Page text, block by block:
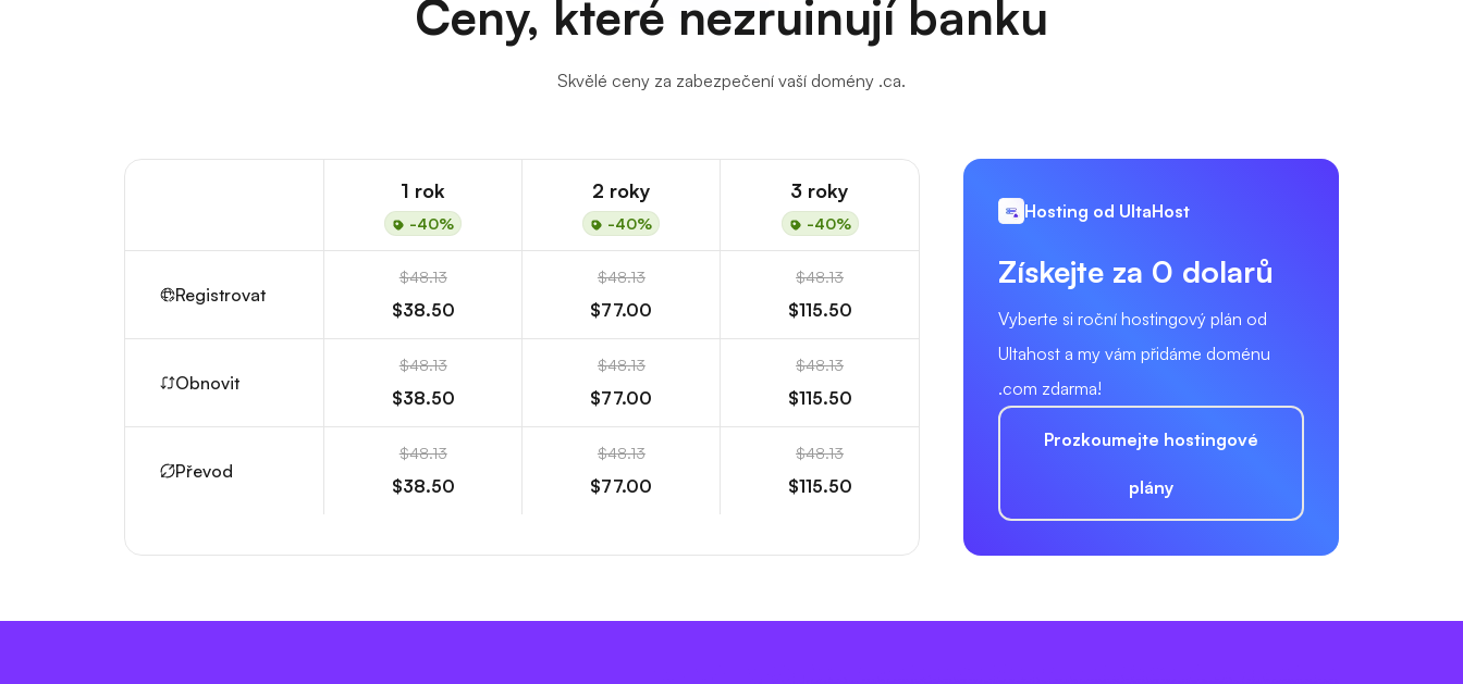
Ceny, které nezruinují banku
Skvělé ceny za zabezpečení vaší domény .ca.
1 rok
-40%
2 roky
-40%
3 roky
-40%
Registrovat
$48.13
$38.50
$48.13
$77.00
$48.13
$115.50
Obnovit
$48.13
$38.50
$48.13
$77.00
$48.13
$115.50
Převod
$48.13
$38.50
$48.13
$77.00
$48.13
$115.50
Hosting od UltaHost
Získejte za 0 dolarů
Vyberte si roční hostingový plán od
Ultahost a my vám přidáme doménu
.com zdarma!
Prozkoumejte hostingové
plány